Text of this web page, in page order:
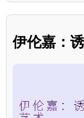
伊伦嘉：